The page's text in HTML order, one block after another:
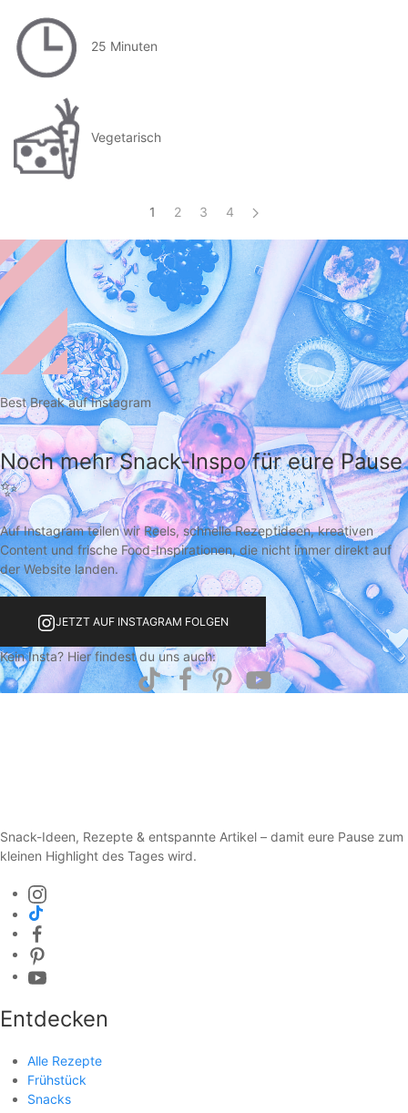
25 Minuten
Vegetarisch
1 2 3 4
Best Break auf Instagram
Noch mehr Snack-Inspo für eure Pause
✨
Auf Instagram teilen wir Reels, schnelle Rezeptideen, kreativen
Content und frische Food-Inspirationen, die nicht immer direkt auf
der Website landen.
JETZT AUF INSTAGRAM FOLGEN
Kein Insta? Hier findest du uns auch:
Snack-Ideen, Rezepte & entspannte Artikel – damit eure Pause zum
kleinen Highlight des Tages wird.
Entdecken
Alle Rezepte
Frühstück
Snacks